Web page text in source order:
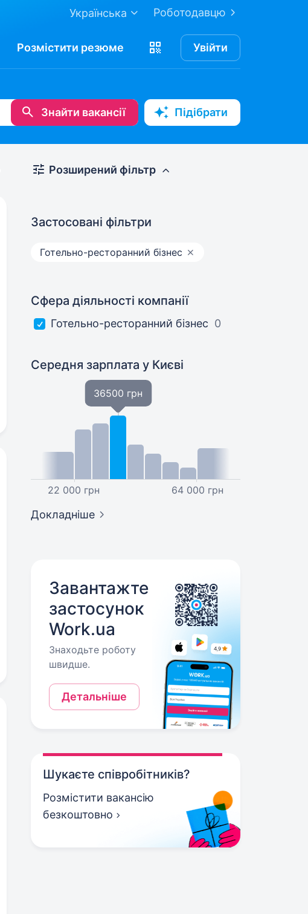
Роботодавцю
Українська
Розмістити резюме Увійти
Знайти вакансії Підібрати
Розширений фільтр
Застосовані фільтри
Готельно-ресторанний бізнес
Сфера діяльності компанії
Готельно-ресторанний бізнес 0
Середня зарплатау Києві
22 000 грн
36500 грн
64 000 грн
Докладніше
Завантажте
застосунок
Work.ua
Знаходьте роботу
швидше.
Детальніше
Шукаєте співробітників?
Розмістити вакансію
безкоштовно